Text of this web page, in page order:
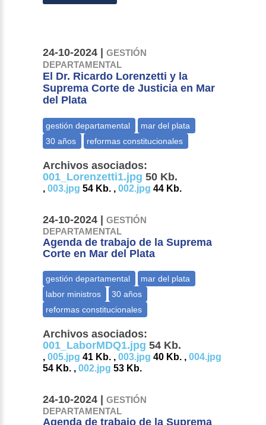
24-10-2024 |GESTIÓN
DEPARTAMENTAL
El Dr. Ricardo Lorenzetti y la
Suprema Corte de Justicia en Mar
del Plata
Archivos asociados:
001_Lorenzetti1.jpg 50 Kb.
,003.jpg 54 Kb. ,002.jpg 44 Kb.
24-10-2024 |GESTIÓN
DEPARTAMENTAL
Agenda de trabajo de la Suprema
Corte en Mar del Plata
Archivos asociados:
001_LaborMDQ1.jpg 54 Kb.
,005.jpg 41 Kb. ,003.jpg 40 Kb. ,004.jpg
54 Kb. ,002.jpg 53 Kb.
24-10-2024 |GESTIÓN
DEPARTAMENTAL
Agenda de trabajo de la Suprema